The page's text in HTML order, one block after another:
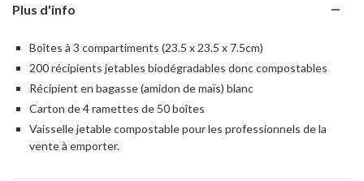
Plus d'info
Boîtes à 3 compartiments (23.5 x 23.5 x 7.5cm)
200 récipients jetables biodégradables donc compostables
Récipient en bagasse (amidon de maïs) blanc
Carton de 4 ramettes de 50 boîtes
Vaisselle jetable compostable pour les professionnels de la
vente à emporter.